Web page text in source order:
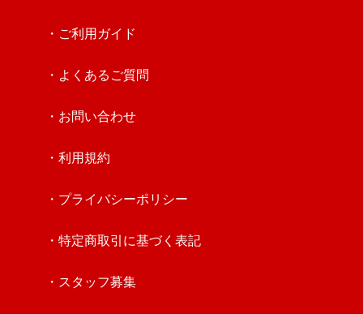
・ご利用ガイド
・よくあるご質問
・お問い合わせ
・利用規約
・プライバシーポリシー
・特定商取引に基づく表記
・スタッフ募集